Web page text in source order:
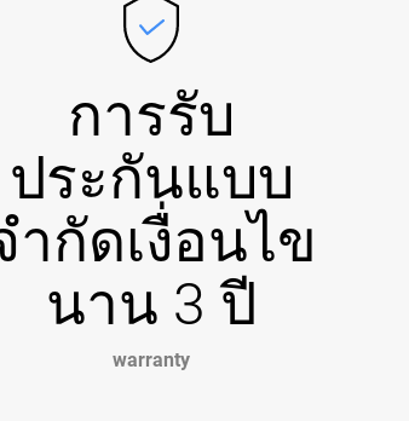
การรับ
ประกันแบบ
ำกัดเงื่อนไข
นาน 3 ปี
warranty